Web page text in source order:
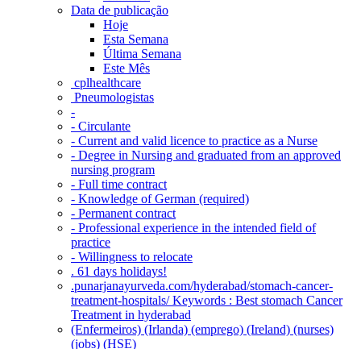
Data de publicação
Hoje
Esta Semana
Última Semana
Este Mês
‎ cplhealthcare‬
Pneumologistas
-
- Circulante
- Current and valid licence to practice as a Nurse
- Degree in Nursing and graduated from an approved
nursing program
- Full time contract
- Knowledge of German (required)
- Permanent contract
- Professional experience in the intended field of
practice
- Willingness to relocate
. 61 days holidays!
.punarjanayurveda.com/hyderabad/stomach-cancer-
treatment-hospitals/ Keywords : Best stomach Cancer
Treatment in hyderabad
(Enfermeiros) (Irlanda) (emprego) (Ireland) (nurses)
(jobs) (HSE)